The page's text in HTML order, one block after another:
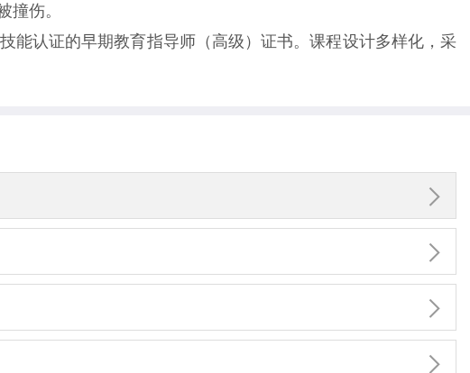
伤。
能认证的早期教育指导师（高级）证书。课程设计多样化，采



